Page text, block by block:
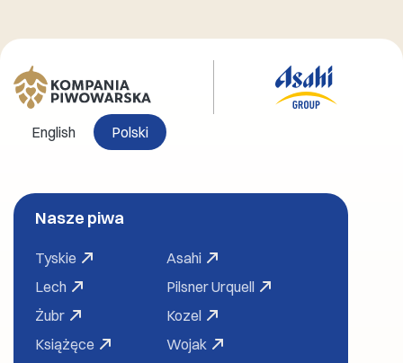
English Polski
Nasze piwa
Tyskie
Lech
Żubr
Książęce
Asahi
Pilsner Urquell
Kozel
Wojak